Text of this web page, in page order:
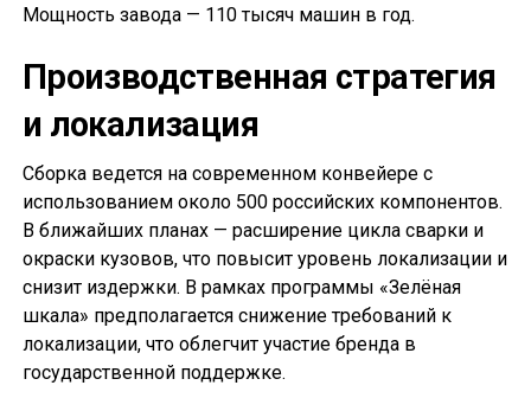
Мощность завода — 110 тысяч машин в год.
Производственная стратегия
и локализация
Сборка ведется на современном конвейере с
использованием около 500 российских компонентов.
В ближайших планах — расширение цикла сварки и
окраски кузовов, что повысит уровень локализации и
снизит издержки. В рамках программы «Зелёная
шкала» предполагается снижение требований к
локализации, что облегчит участие бренда в
государственной поддержке.